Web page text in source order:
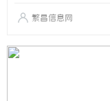
繁昌信息网